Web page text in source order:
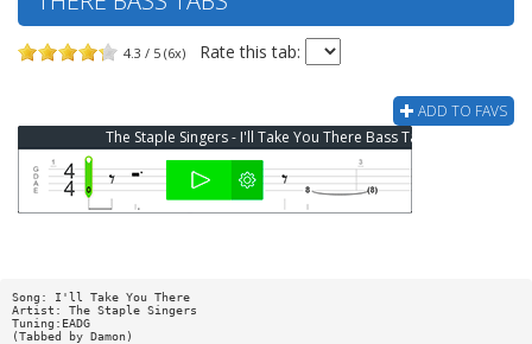
4.3 / 5 (6x) Rate this tab:
ADD TO FAVS
The Staple Singers - I'll Take You There Bass Tab
Song: I'll Take You There
Artist: The Staple Singers
Tuning:EADG
(Tabbed by Damon)